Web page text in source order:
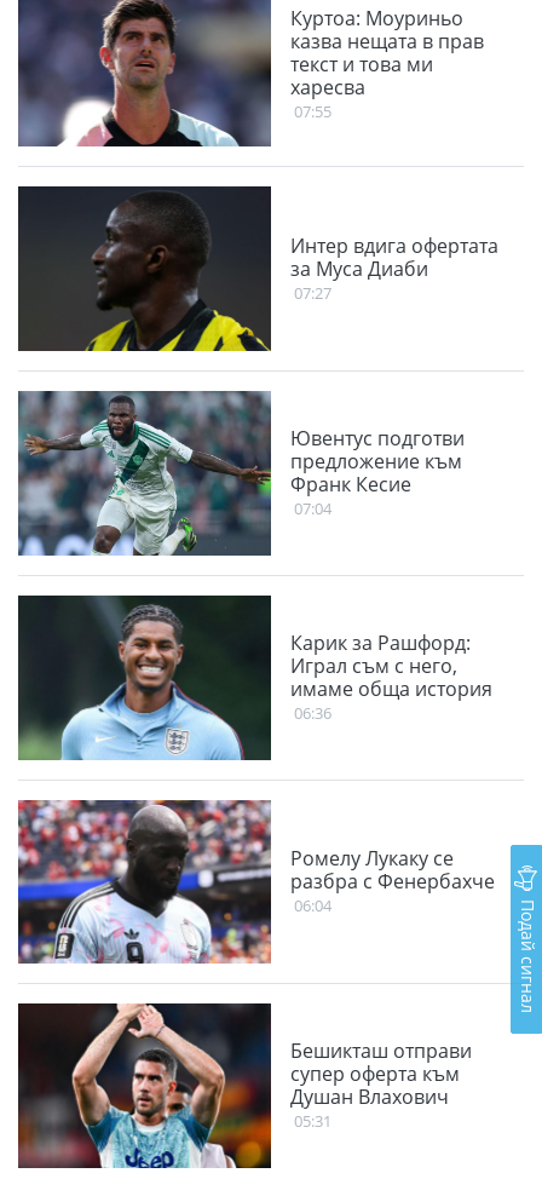
Куртоа: Моуриньо
казва нещата в прав
текст и това ми
харесва
07:55
Интер вдига офертата
за Муса Диаби
07:27
Ювентус подготви
предложение към
Франк Кесие
07:04
Карик за Рашфорд:
Играл съм с него,
имаме обща история
06:36
Ромелу Лукаку се
разбра с Фенербахче
06:04
Бешикташ отправи
супер оферта към
Душан Влахович
05:31
Подай сигнал